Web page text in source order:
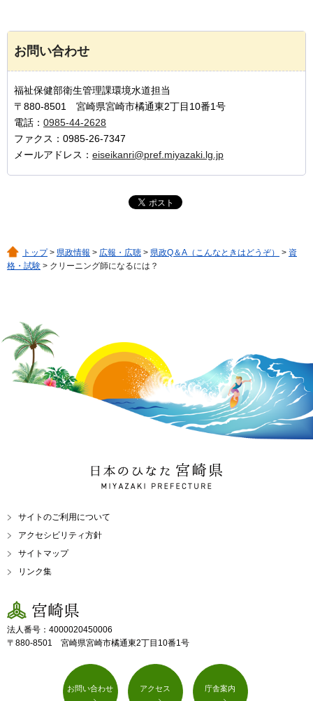
お問い合わせ
福祉保健部衛生管理課環境水道担当
〒880-8501 宮崎県宮崎市橘通東2丁目10番1号
電話： 0985-44-2628
ファクス：0985-26-7347
メールアドレス： eiseikanri@pref.miyazaki.lg.jp
トップ> 県政情報 > 広報・広聴 > 県政Q＆A（こんなときはどうぞ） > 資
格・試験 > クリーニング師になるには？
日本のひなた 宮崎県
MIYAZAKI PREFECTURE
サイトのご利用について
アクセシビリティ方針
サイトマップ
リンク集
宮崎県
法人番号：4000020450006
〒880-8501 宮崎県宮崎市橘通東2丁目10番1号
お問い合わせ アクセス 庁舎案内